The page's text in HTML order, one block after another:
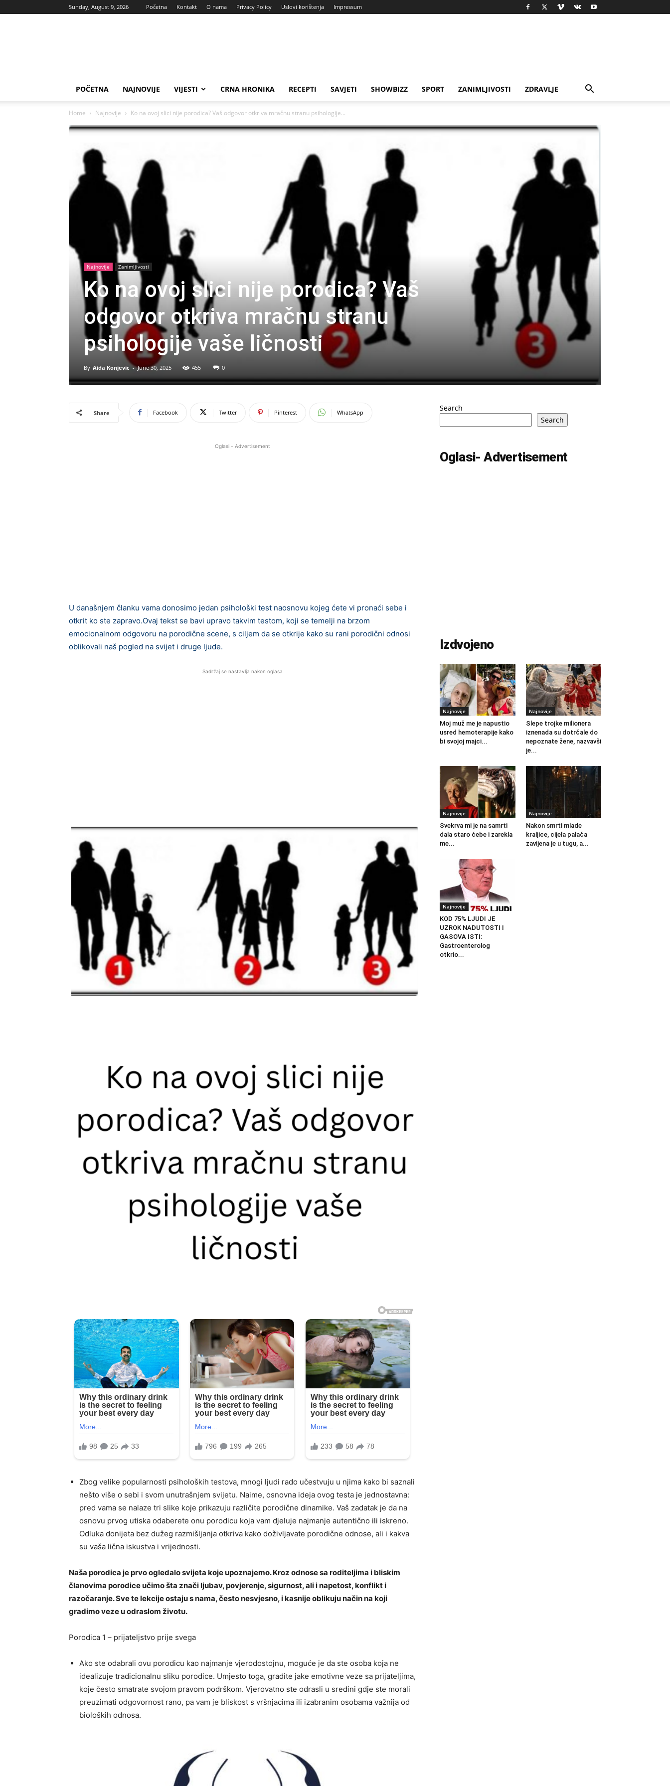
Sunday, August 9, 2026 Početna Kontakt O nama Privacy Policy Uslovi korištenja Impressum
POČETNA NAJNOVIJE VIJESTI CRNA HRONIKA RECEPTI SAVJETI SHOWBIZZ SPORT ZANIMLJIVOSTI ZDRAVLJE
Home Najnovije Ko na ovoj slici nije porodica? Vaš odgovor otkriva mračnu stranu psihologije...
Najnovije Zanimljivosti
Ko na ovoj slici nije porodica? Vaš
odgovor otkriva mračnu stranu
psihologije vaše ličnosti
By Aida Konjevic - June 30, 2025 455 0
Share Facebook Twitter Pinterest WhatsApp
Oglasi - Advertisement
U današnjem članku vama donosimo jedan psihološki test naosnovu kojeg ćete vi pronaći sebe i
otkrit ko ste zapravo.Ovaj tekst se bavi upravo takvim testom, koji se temelji na brzom
emocionalnom odgovoru na porodične scene, s ciljem da se otkrije kako su rani porodični odnosi
oblikovali naš pogled na svijet i druge ljude.
Sadržaj se nastavlja nakon oglasa
Zbog velike popularnosti psiholoških testova, mnogi ljudi rado učestvuju u njima kako bi saznali
nešto više o sebi i svom unutrašnjem svijetu. Naime, osnovna ideja ovog testa je jednostavna:
pred vama se nalaze tri slike koje prikazuju različite porodične dinamike. Vaš zadatak je da na
osnovu prvog utiska odaberete onu porodicu koja vam djeluje najmanje autentično ili iskreno.
Odluka donijeta bez dužeg razmišljanja otkriva kako doživljavate porodične odnose, ali i kakva
su vaša lična iskustva i vrijednosti.
Naša porodica je prvo ogledalo svijeta koje upoznajemo. Kroz odnose sa roditeljima i bliskim
članovima porodice učimo šta znači ljubav, povjerenje, sigurnost, ali i napetost, konflikt i
razočaranje. Sve te lekcije ostaju s nama, često nesvjesno, i kasnije oblikuju način na koji
gradimo veze u odraslom životu.
Porodica 1 – prijateljstvo prije svega
Ako ste odabrali ovu porodicu kao najmanje vjerodostojnu, moguće je da ste osoba koja ne
idealizuje tradicionalnu sliku porodice. Umjesto toga, gradite jake emotivne veze sa prijateljima,
koje često smatrate svojom pravom podrškom. Vjerovatno ste odrasli u sredini gdje ste morali
preuzimati odgovornost rano, pa vam je bliskost s vršnjacima ili izabranim osobama važnija od
bioloških odnosa.
Search
Search
Oglasi- Advertisement
Izdvojeno
Najnovije
Moj muž me je napustio
usred hemoterapije kako
bi svojoj majci...
Najnovije
Slepe trojke milionera
iznenada su dotrčale do
nepoznate žene, nazvavši
je...
Najnovije
Svekrva mi je na samrti
dala staro ćebe i zarekla
me...
Najnovije
Nakon smrti mlade
kraljice, cijela palača
zavijena je u tugu, a...
Najnovije
KOD 75% LJUDI JE
UZROK NADUTOSTI I
GASOVA ISTI:
Gastroenterolog
otkrio...